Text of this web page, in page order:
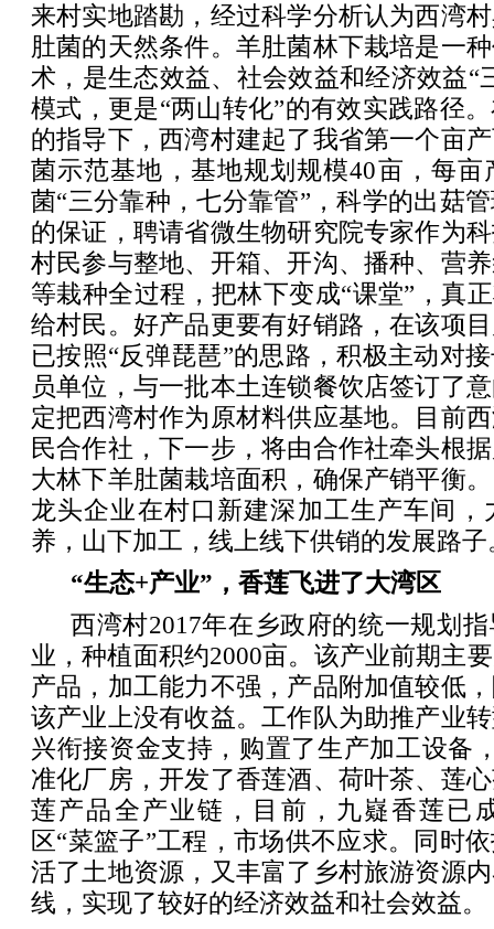
来村实地踏勘，经过科学分析认为西湾
肚菌的天然条件。羊肚菌林下栽培是一
术，是生态效益、社会效益和经济效益“
模式，更是“两山转化”的有效实践路径
的指导下，西湾村建起了我省第一个亩
菌示范基地，基地规划规模40亩，每
菌“三分靠种，七分靠管”，科学的出菇
的保证，聘请省微生物研究院专家作为
村民参与整地、开箱、开沟、播种、营
等栽种全过程，把林下变成“课堂”，真
给村民。好产品更要有好销路，在该项
已按照“反弹琵琶”的思路，积极主动对
员单位，与一批本土连锁餐饮店签订了
定把西湾村作为原材料供应基地。目前
民合作社，下一步，将由合作社牵头根
大林下羊肚菌栽培面积，确保产销平衡
龙头企业在村口新建深加工生产车间，
养，山下加工，线上线下供销的发展路子
“生态+产业”，香莲飞进了大湾区
西湾村2017年在乡政府的统一规划
业，种植面积约2000亩。该产业前期主
产品，加工能力不强，产品附加值较低
该产业上没有收益。工作队为助推产业
兴衔接资金支持，购置了生产加工设备
准化厂房，开发了香莲酒、荷叶茶、莲
莲产品全产业链，目前，九嶷香莲已
区“菜篮子”工程，市场供不应求。同时
活了土地资源，又丰富了乡村旅游资源
线，实现了较好的经济效益和社会效益。